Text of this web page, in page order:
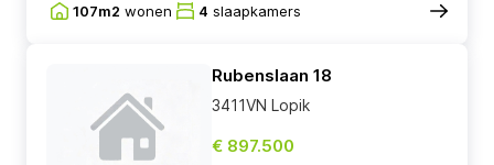
107m2 wonen 4 slaapkamers
Rubenslaan 18
3411VN Lopik
€ 897.500